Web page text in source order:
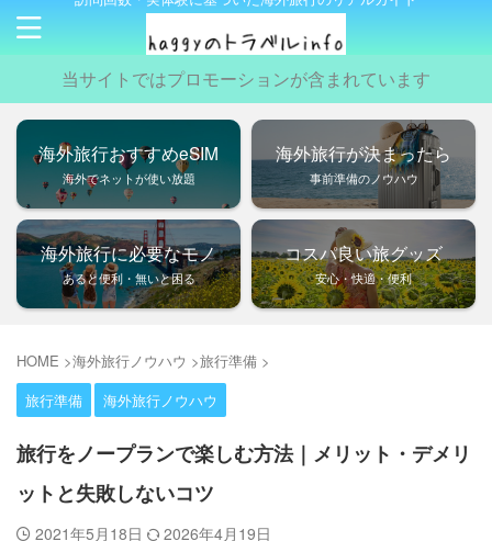
当サイトではプロモーションが含まれています
海外旅行おすすめeSIM
海外でネットが使い放題
海外旅行が決まったら
事前準備のノウハウ
海外旅行に必要なモノ
あると便利・無いと困る
コスパ良い旅グッズ
安心・快適・便利
HOME >海外旅行ノウハウ >旅行準備 >
旅行準備
海外旅行ノウハウ
旅行をノープランで楽しむ方法｜メリット・デメリ
ットと失敗しないコツ
2021年5月18日 2026年4月19日